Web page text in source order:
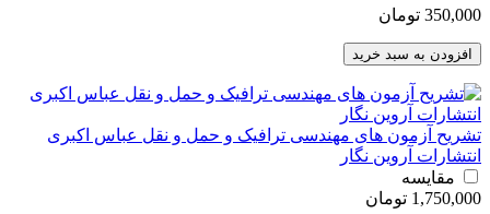
350,000 تومان
افزودن به سبد خرید
تشریح آزمون های مهندسی ترافیک و حمل و نقل عباس اکبری
انتشارات آروین نگار
مقایسه
1,750,000 تومان